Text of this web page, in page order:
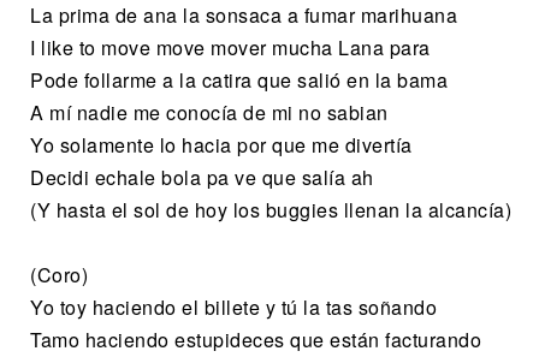
La prima de ana la sonsaca a fumar marihuana
I like to move move mover mucha Lana para
Pode follarme a la catira que salió en la bama
A mí nadie me conocía de mi no sabian
Yo solamente lo hacia por que me divertía
Decidi echale bola pa ve que salía ah
(Y hasta el sol de hoy los buggies llenan la alcancía)
(Coro)
Yo toy haciendo el billete y tú la tas soñando
Tamo haciendo estupideces que están facturando